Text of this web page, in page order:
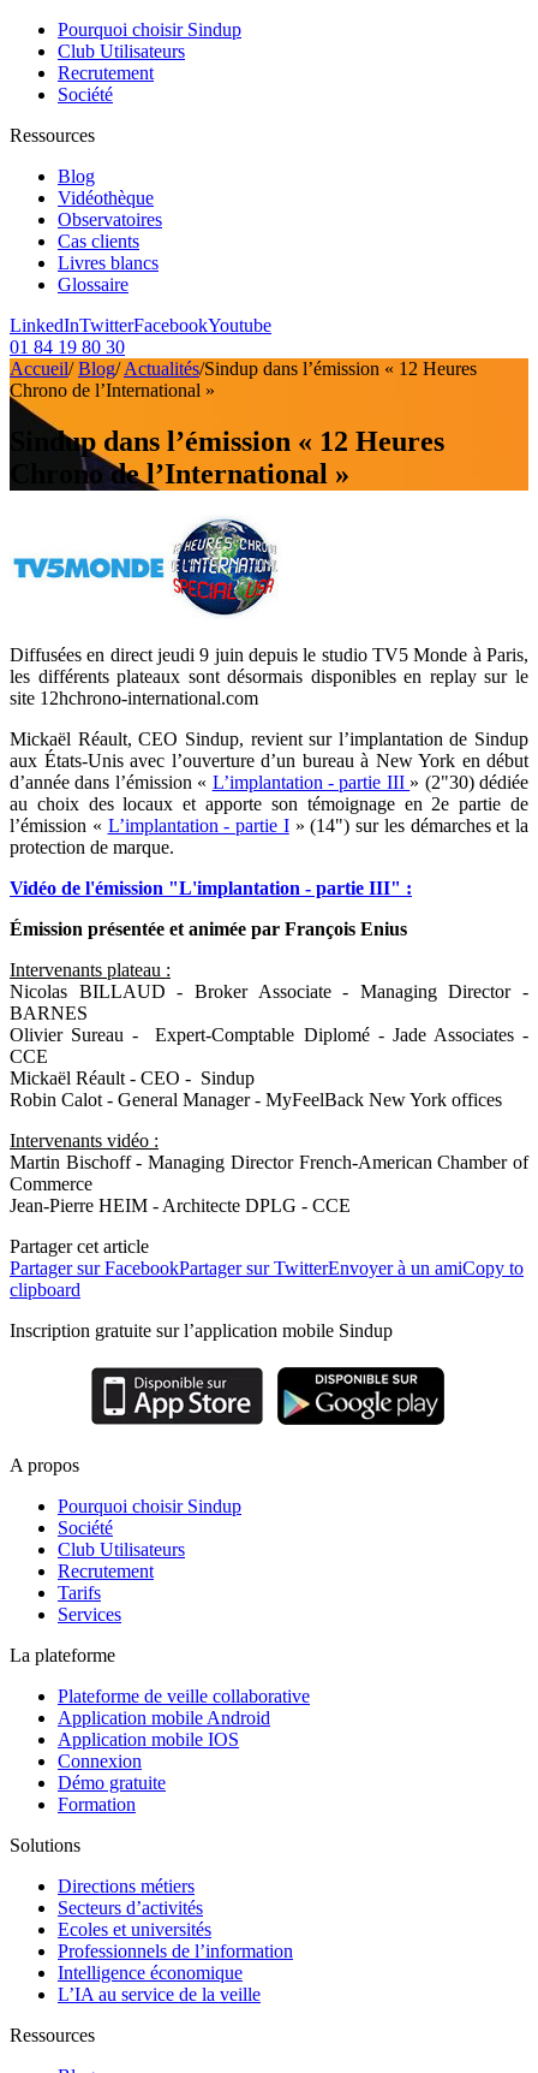
Pourquoi choisir Sindup
Club Utilisateurs
Recrutement
Société
Ressources
Blog
Vidéothèque
Observatoires
Cas clients
Livres blancs
Glossaire
LinkedInTwitterFacebookYoutube
01 84 19 80 30
Accueil/ Blog/ Actualités/Sindup dans l’émission « 12 Heures
Chrono de l’International »
Sindup dans l’émission « 12 Heures
Chrono de l’International »
Diffusées en direct jeudi 9 juin depuis le studio TV5 Monde à Paris,
les différents plateaux sont désormais disponibles en replay sur le
site 12hchrono-international.com
Mickaël Réault, CEO Sindup, revient sur l’implantation de Sindup
aux États-Unis avec l’ouverture d’un bureau à New York en début
d’année dans l’émission « L’implantation - partie III » (2"30) dédiée
au choix des locaux et apporte son témoignage en 2e partie de
l’émission « L’implantation - partie I» (14") sur les démarches et la
protection de marque.
Vidéo de l'émission "L'implantation - partie III" :
Émission présentée et animée par François Enius
Intervenants plateau :
Nicolas BILLAUD - Broker Associate - Managing Director -
BARNES
Olivier Sureau - Expert-Comptable Diplomé - Jade Associates -
CCE
Mickaël Réault - CEO - Sindup
Robin Calot - General Manager - MyFeelBack New York offices
Intervenants vidéo :
Martin Bischoff - Managing Director French-American Chamber of
Commerce
Jean-Pierre HEIM - Architecte DPLG - CCE
Partager cet article
Partager sur FacebookPartager sur TwitterEnvoyer à un amiCopy to
clipboard
Inscription gratuite sur l’application mobile Sindup
A propos
Pourquoi choisir Sindup
Société
Club Utilisateurs
Recrutement
Tarifs
Services
La plateforme
Plateforme de veille collaborative
Application mobile Android
Application mobile IOS
Connexion
Démo gratuite
Formation
Solutions
Directions métiers
Secteurs d’activités
Ecoles et universités
Professionnels de l’information
Intelligence économique
L’IA au service de la veille
Ressources